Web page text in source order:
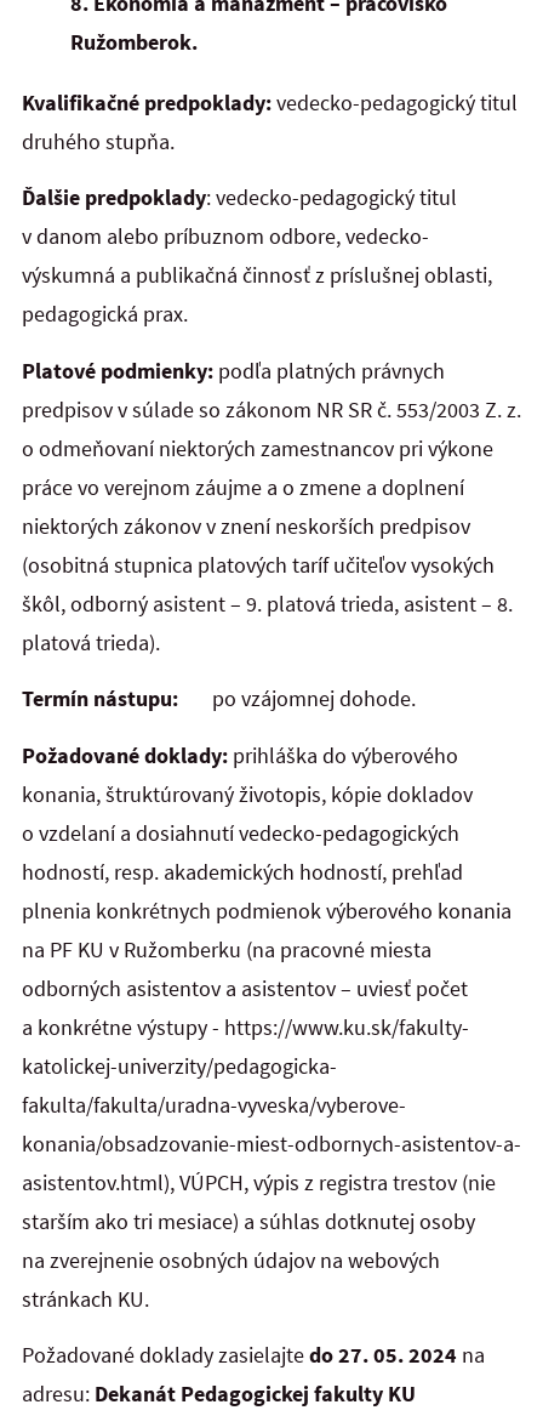
Ružomberok.
Kvalifikačné predpoklady:vedecko-pedagogický titul
druhého stupňa.
Ďalšie predpoklady: vedecko-pedagogický titul
v danom alebo príbuznom odbore, vedecko-
výskumná a publikačná činnosť z príslušnej oblasti,
pedagogická prax.
Platové podmienky: podľa platných právnych
predpisov v súlade so zákonom NR SR č. 553/2003 Z. z.
o odmeňovaní niektorých zamestnancov pri výkone
práce vo verejnom záujme a o zmene a doplnení
niektorých zákonov v znení neskorších predpisov
(osobitná stupnica platových taríf učiteľov vysokých
škôl, odborný asistent – 9. platová trieda, asistent – 8.
platová trieda).
Termín nástupu: po vzájomnej dohode.
Požadované doklady: prihláška do výberového
konania, štruktúrovaný životopis, kópie dokladov
o vzdelaní a dosiahnutí vedecko-pedagogických
hodností, resp. akademických hodností, prehľad
plnenia konkrétnych podmienok výberového konania
na PF KU v Ružomberku (na pracovné miesta
odborných asistentov a asistentov – uviesť počet
a konkrétne výstupy - https://www.ku.sk/fakulty-
katolickej-univerzity/pedagogicka-
fakulta/fakulta/uradna-vyveska/vyberove-
konania/obsadzovanie-miest-odbornych-asistentov-a-
asistentov.html), VÚPCH, výpis z registra trestov (nie
starším ako tri mesiace) a súhlas dotknutej osoby
na zverejnenie osobných údajov na webových
stránkach KU.
Požadované doklady zasielajtedo 27. 05. 2024 na
adresu: Dekanát Pedagogickej fakulty KU